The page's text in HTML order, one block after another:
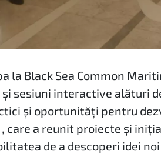
la Black Sea Common
sesiuni interactive alături
și oportunități pentru
care a reunit proiecte și
de a descoperi idei